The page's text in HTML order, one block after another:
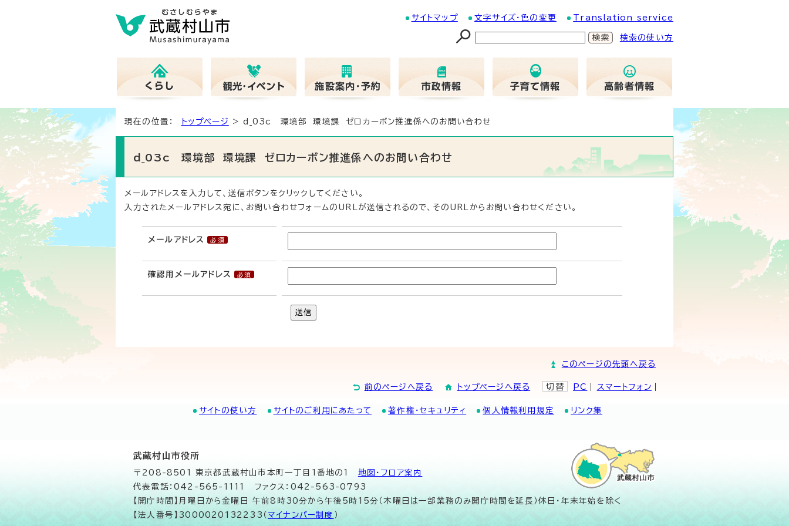
サイトマップ 文字サイズ・色の変更 Translation service
検索の使い方
現在の位置： トップページ > d_03c 環境部 環境課 ゼロカーボン推進係へのお問い合わせ
d_03c 環境部 環境課 ゼロカーボン推進係へのお問い合わせ
メールアドレスを入力して、送信ボタンをクリックしてください。
入力されたメールアドレス宛に、お問い合わせフォームのURLが送信されるので、そのURLからお問い合わせください。
メールアドレス
確認用メールアドレス
送信
このページの先頭へ戻る
前のページへ戻る トップページへ戻る 切替 PC スマートフォン
サイトの使い方 サイトのご利用にあたって 著作権・セキュリティ 個人情報利用規定 リンク集
武蔵村山市役所
〒208-8501 東京都武蔵村山市本町一丁目1番地の1 地図･フロア案内
代表電話：042-565-1111 ファクス：042-563-0793
【開庁時間】月曜日から金曜日 午前8時30分から午後5時15分（木曜日は一部業務のみ開庁時間を延長）休日・年末年始を除く
【法人番号】3000020132233（ マイナンバー制度 ）